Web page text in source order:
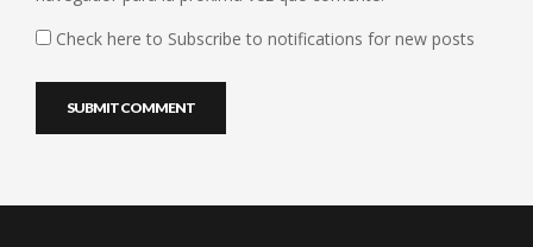
Check here to Subscribe to notifications for new posts